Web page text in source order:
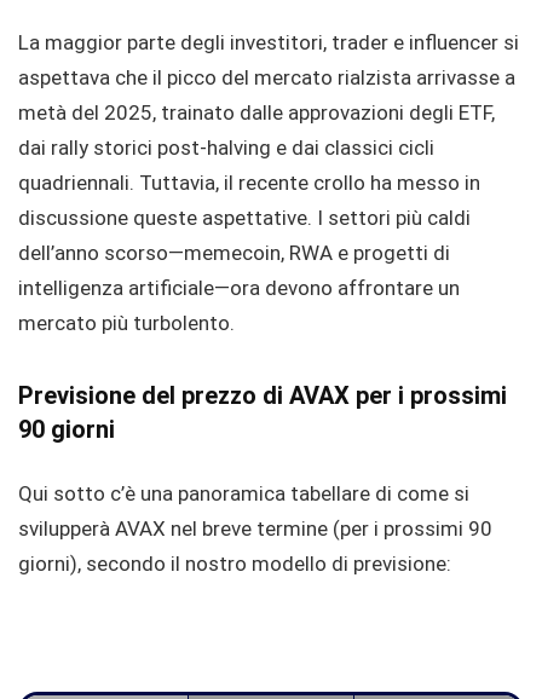
La maggior parte degli investitori, trader e influencer si
aspettava che il picco del mercato rialzista arrivasse a
metà del 2025, trainato dalle approvazioni degli ETF,
dai rally storici post-halving e dai classici cicli
quadriennali. Tuttavia, il recente crollo ha messo in
discussione queste aspettative. I settori più caldi
dell’anno scorso—memecoin, RWA e progetti di
intelligenza artificiale—ora devono affrontare un
mercato più turbolento.
Previsione del prezzo di AVAX per i prossimi
90 giorni
Qui sotto c’è una panoramica tabellare di come si
svilupperà AVAX nel breve termine (per i prossimi 90
giorni), secondo il nostro modello di previsione: